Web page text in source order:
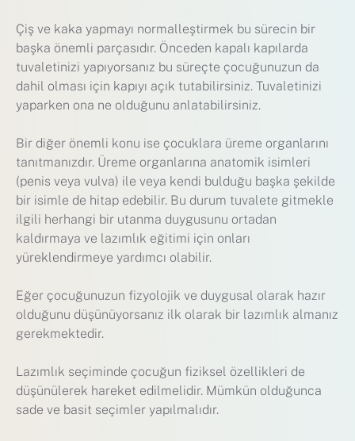
Çiş ve kaka yapmayı normalleştirmek bu sürecin bir
başka önemli parçasıdır. Önceden kapalı kapılarda
tuvaletinizi yapıyorsanız bu süreçte çocuğunuzun da
dahil olması için kapıyı açık tutabilirsiniz. Tuvaletinizi
yaparken ona ne olduğunu anlatabilirsiniz.
Bir diğer önemli konu ise çocuklara üreme organlarını
tanıtmanızdır. Üreme organlarına anatomik isimleri
(penis veya vulva) ile veya kendi bulduğu başka şekilde
bir isimle de hitap edebilir. Bu durum tuvalete gitmekle
ilgili herhangi bir utanma duygusunu ortadan
kaldırmaya ve lazımlık eğitimi için onları
yüreklendirmeye yardımcı olabilir.
Eğer çocuğunuzun fizyolojik ve duygusal olarak hazır
olduğunu düşünüyorsanız ilk olarak bir lazımlık almanız
gerekmektedir.
Lazımlık seçiminde çocuğun fiziksel özellikleri de
düşünülerek hareket edilmelidir. Mümkün olduğunca
sade ve basit seçimler yapılmalıdır.